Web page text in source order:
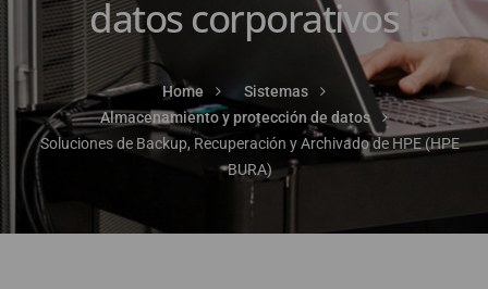
datos corporativos
Home
Sistemas
Almacenamiento y protección de datos
Soluciones de Backup, Recuperación y Archivado de HPE (HPE
BURA)